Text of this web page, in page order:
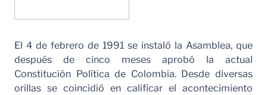
El 4 de febrero de 1991 se instaló la Asamblea, que
después de cinco meses aprobó la actual
Constitución Política de Colombia. Desde diversas
orillas se coincidió en calificar el acontecimiento